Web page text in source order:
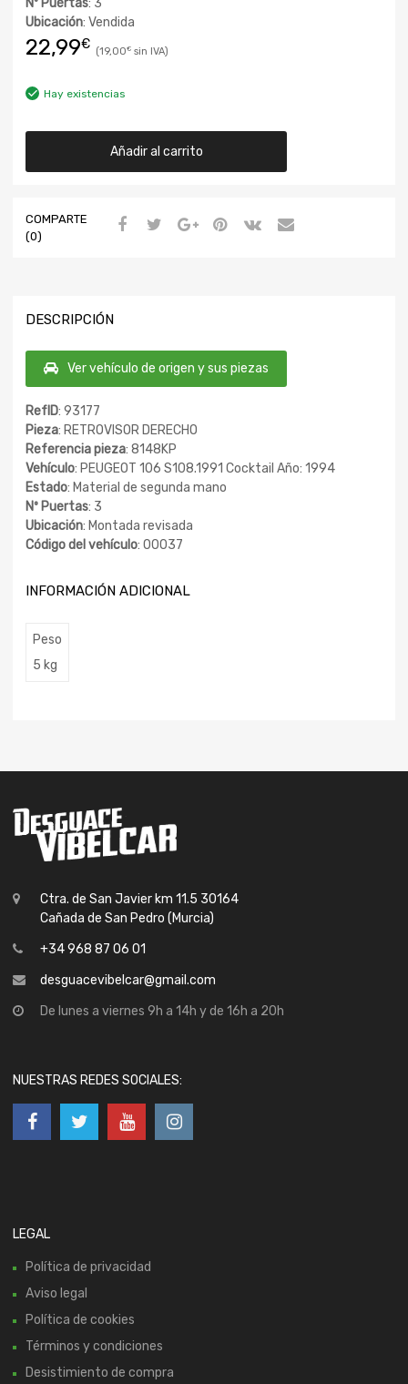
Nº Puertas: 3
Ubicación: Vendida
22,99€ 19,00€
Hay existencias
Añadir al carrito
COMPARTE
(0)
DESCRIPCIÓN
Ver vehículo de origen y sus piezas
RefID: 93177
Pieza: RETROVISOR DERECHO
Referencia pieza: 8148KP
Vehículo: PEUGEOT 106 S108.1991 Cocktail Año: 1994
Estado: Material de segunda mano
Nº Puertas: 3
Ubicación: Montada revisada
Código del vehículo: 00037
INFORMACIÓN ADICIONAL
Peso
5 kg
Ctra. de San Javier km 11.5 30164
Cañada de San Pedro (Murcia)
+34 968 87 06 01
desguacevibelcar@gmail.com
De lunes a viernes 9h a 14h y de 16h a 20h
NUESTRAS REDES SOCIALES:
LEGAL
Política de privacidad
Aviso legal
Política de cookies
Términos y condiciones
Desistimiento de compra